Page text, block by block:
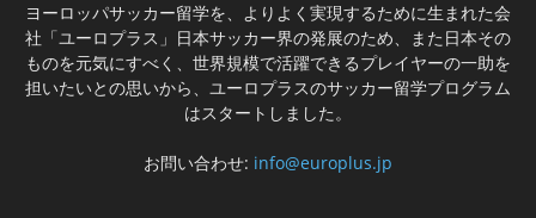
ヨーロッパサッカー留学を、よりよく実現するために生まれた会
社「ユーロプラス」日本サッカー界の発展のため、また日本その
ものを元気にすべく、世界規模で活躍できるプレイヤーの一助を
担いたいとの思いから、ユーロプラスのサッカー留学プログラム
はスタートしました。
お問い合わせ: info@europlus.jp